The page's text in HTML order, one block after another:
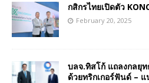
กสิกรไทยเปิดตัว
February 20, 2025
บลจ.ทิสโก้ แถลงกลยุ
ด้วยทริกเกอร์ฟันด์ –